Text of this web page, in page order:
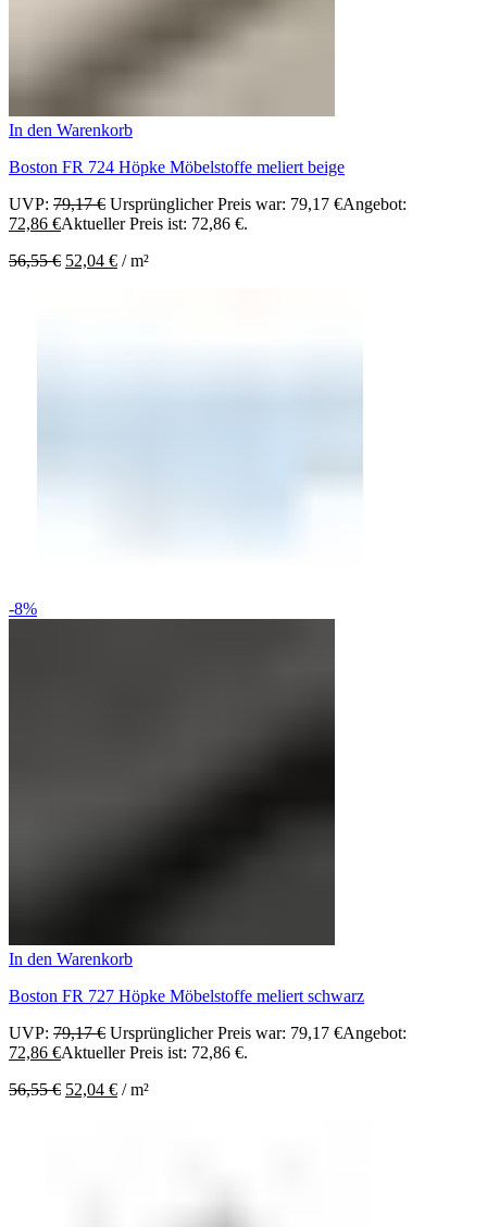
In den Warenkorb
Boston FR 724 Höpke Möbelstoffe meliert beige
UVP: 79,17€ Ursprünglicher Preis war: 79,17 €Angebot:
72,86 €Aktueller Preis ist: 72,86 €.
56,55€ 52,04 € /m²
-8%
In den Warenkorb
Boston FR 727 Höpke Möbelstoffe meliert schwarz
UVP: 79,17€ Ursprünglicher Preis war: 79,17 €Angebot:
72,86 €Aktueller Preis ist: 72,86 €.
56,55€ 52,04 € /m²